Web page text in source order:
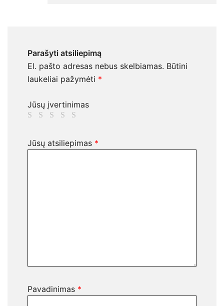
Parašyti atsiliepimą
El. pašto adresas nebus skelbiamas. Būtini
laukeliai pažymėti *
Jūsų įvertinimas
Jūsų atsiliepimas *
Pavadinimas *